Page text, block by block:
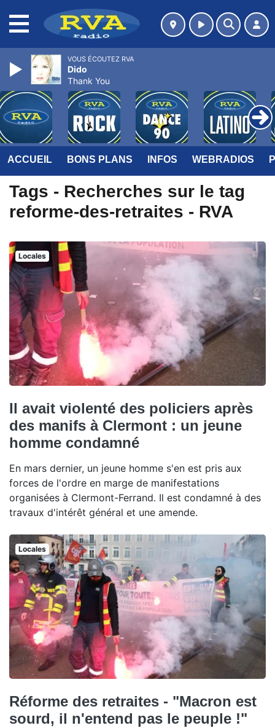
ACCUEIL BONS PLANS INFOS WEBRADIOS
Tags - Recherches sur le tag
reforme-des-retraites - RVA
Locales
Il avait violenté des policiers après
des manifs à Clermont : un jeune
homme condamné
En mars dernier, un jeune homme s'en est pris aux
forces de l'ordre en marge de manifestations
organisées à Clermont-Ferrand. Il est condamné à des
travaux d'intérêt général et une amende.
Locales
Réforme des retraites - "Macron est
sourd, il n'entend pas le peuple !"
VOUS ÉCOUTEZ RVA
Dido
Thank You